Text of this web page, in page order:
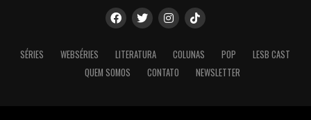
SÉRIES WEBSÉRIES LITERATURA COLUNAS POP
LESB CAST
QUEM SOMOS
CONTATO NEWSLETTER